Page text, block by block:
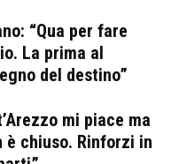
“Qua per fare
La prima al
del destino”
mi piace ma
è chiuso. Rinforzi in